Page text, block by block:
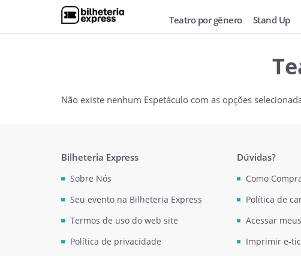
Teatro por gênero Stand Up
Não existe nenhum Espetáculo com as opções
Bilheteria Express
Sobre Nós
Seu evento na Bilheteria Express
Termos de uso do web site
Política de privacidade
Dúvidas?
Como
Política de
Acessar
Imprimir e-